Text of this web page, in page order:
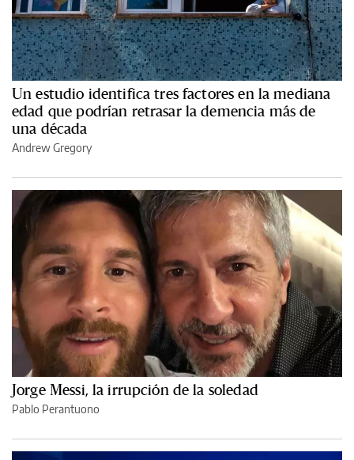
Un estudio identifica tres factores en la mediana
edad que podrían retrasar la demencia más de
una década
Andrew Gregory
Jorge Messi, la irrupción de la soledad
Pablo Perantuono